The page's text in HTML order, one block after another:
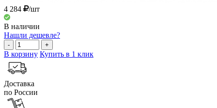
4 284 /шт
В наличии
Нашли дешевле?
- +
В корзину Купить в 1 клик
Доставка
по России